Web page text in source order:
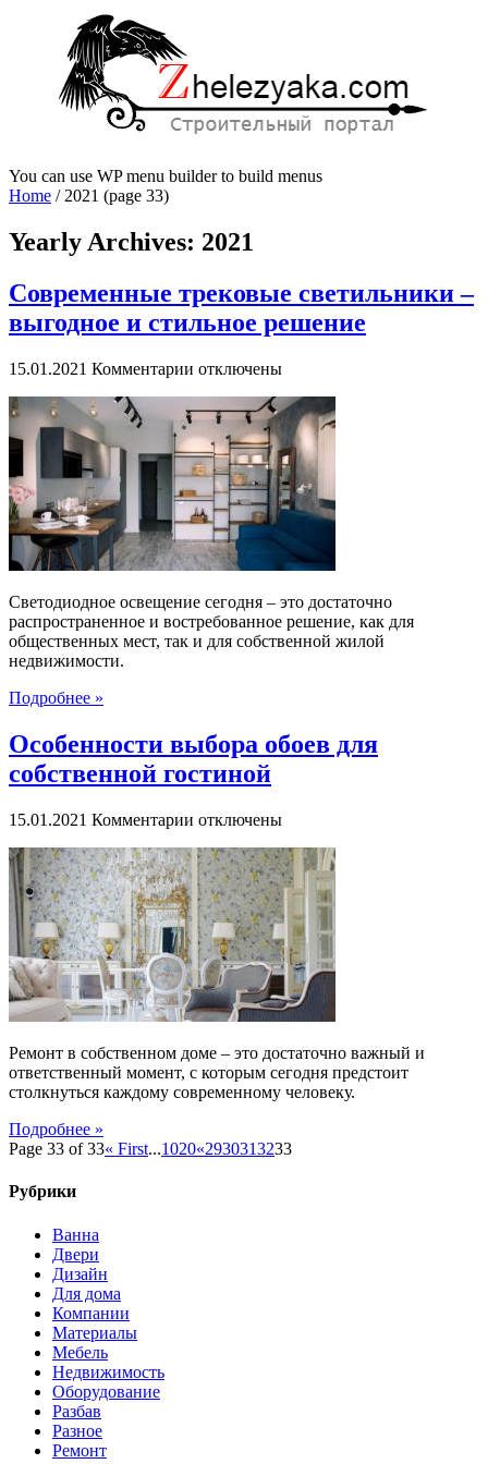
You can use WP menu builder to build menus
Home /2021 (page 33)
Yearly Archives: 2021
Современные трековые светильники –
выгодное и стильное решение
15.01.2021 Комментарии к
Современные
трековые
светильники
–
выгодное
и
стильное
решение
отключены
Светодиодное освещение сегодня – это достаточно
распространенное и востребованное решение, как для
общественных мест, так и для собственной жилой
недвижимости.
Подробнее »
Особенности выбора обоев для
собственной гостиной
15.01.2021 Комментарии к
Особенности
выбора
обоев
для
собственной
гостиной
отключены
Ремонт в собственном доме – это достаточно важный и
ответственный момент, с которым сегодня предстоит
столкнуться каждому современному человеку.
Подробнее »
Page 33 of 33« First...1020«2930313233
Рубрики
Ванна
Двери
Дизайн
Для дома
Компании
Материалы
Мебель
Недвижимость
Оборудование
Разбав
Разное
Ремонт